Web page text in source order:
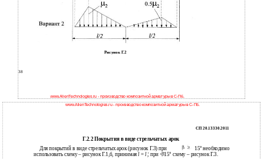
Рисунок Г.2
38
www.AlienTechnologies.ru - производство композитной арматуры в С-Пб.
www.AlienTechnologies.ru - производство композитной арматуры в С-Пб.
СП 20.13330.2011
Г.2.2 Покрытия в виде стрельчатых арок
Для покрытий в виде стрельчатых арок (рисунок Г.3) при
15°необходимо
использовать схему – рисунок Г.1,б, принимаяl = l , при < 15° схему – рисунок Г.3.